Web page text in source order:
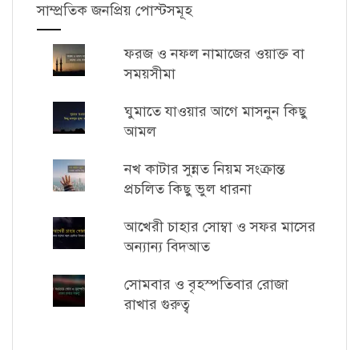
সাম্প্রতিক জনপ্রিয় পোস্টসমূহ
ফরজ ও নফল নামাজের ওয়াক্ত বা
সময়সীমা
ঘুমাতে যাওয়ার আগে মাসনুন কিছু
আমল
নখ কাটার সুন্নত নিয়ম সংক্রান্ত
প্রচলিত কিছু ভুল ধারনা
আখেরী চাহার সোম্বা ও সফর মাসের
অন্যান্য বিদআত
সোমবার ও বৃহস্পতিবার রোজা
রাখার গুরুত্ব